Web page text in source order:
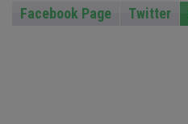
Facebook Page Twitter